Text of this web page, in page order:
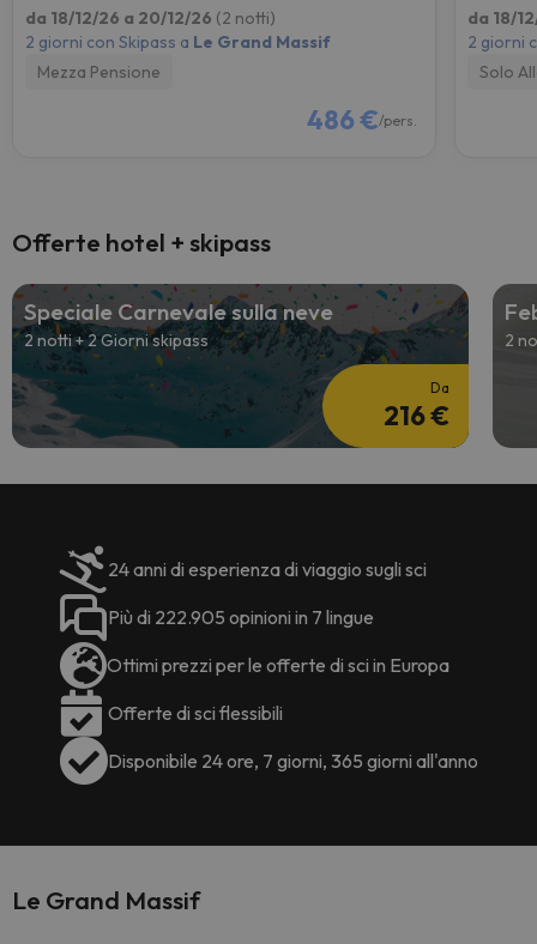
da 18/12/26 a 20/12/26 (2 notti)
2 giorni con Skipass a Le Grand Massif
Mezza Pensione
486 €/pers.
da 18/
2 giorni
Solo
Offerte hotel + skipass
Speciale Carnevale sulla neve
2 notti + 2 Giorni skipass
Da
216 €
2
24 anni di esperienza di viaggio sugli sci
Più di 222.905 opinioni in 7 lingue
Ottimi prezzi per le offerte di sci in Europa
Offerte di sci flessibili
Disponibile 24 ore, 7 giorni, 365 giorni all'anno
Le Grand Massif